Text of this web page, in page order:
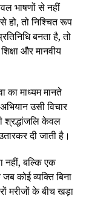
भाषणों से नहीं
हो, तो निश्चित रूप
बनता है, तो
और मानवीय
का माध्यम मानते
उसी विचार
श्रद्धांजलि केवल
दी जाती है।
नहीं, बल्कि एक
कोई व्यक्ति बिना
मरीजों के बीच खड़ा